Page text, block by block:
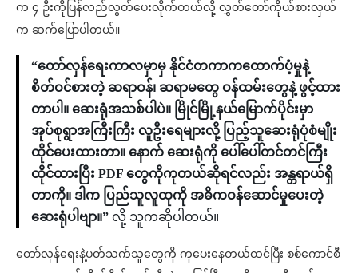
က ၄ ဦးကိုပြန်လည်လွတ်ပေးလိုက်တယ်လို့ လွှတ်တော်ကိုယ်စားလှယ်
က ဆက်ပြောပါတယ်။
“တော်လှန်ရေးကာလမှာမှ နိုင်ငံတကာကထောက်ပံ့မှုနဲ့
စိတ်ဝင်စားတဲ့ ဆရာဝန်၊ ဆရာမတွေ ဝန်ထမ်းတွေနဲ့ ဖွင့်ထား
တာပါ။ ဆေးရုံအသစ်ပါပဲ။ မြိုင်မြို့နယ်မြောက်ပိုင်းမှာ
အုပ်စုရွာအကြီးကြီး လူဦးရေများလို့ ပြည့်သူဆေးရုံပုံစံမျိုး
ထိုင်ပေးထားတာ။ နောက် ဆေးရုံကို ပေါ်ပေါ်တင်တင်ကြီး
ထိုင်ထားပြီး PDF တွေကိုကုတယ်ဆိုရင်လည်း အန္တရာယ်ရှိ
တာကို။ ဒါက ပြည်သူလူထုကို အဓိကဝန်ဆောင်မှုပေးတဲ့
ဆေးရုံပါဗျာ။” လို့ သူကဆိုပါတယ်။
တော်လှန်ရေးနဲ့ပတ်သက်သူတွေကို ကုပေးနေတယ်ထင်ပြီး စစ်ကောင်စီ